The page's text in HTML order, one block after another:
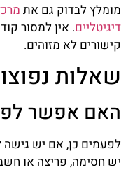
מומלץ לבדוק גם את
דיגיטליים. אין למסור
קישורים לא מזוהים.
שאלות
האם אפשר
לפעמים כן, אם יש גישה
יש חסימה, פריצה או